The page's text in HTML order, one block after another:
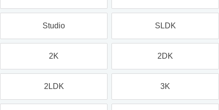
Studio SLDK
2K 2DK
2LDK 3K